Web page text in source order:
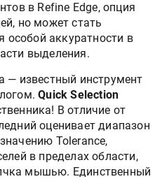
в Refine Edge, опция
но может стать
особой аккуратности в
выделения.
— известный инструмент
Quick Selection
В отличие от
оценивает диапазон
Tolerance,
в пределах области,
мышью. Единственный